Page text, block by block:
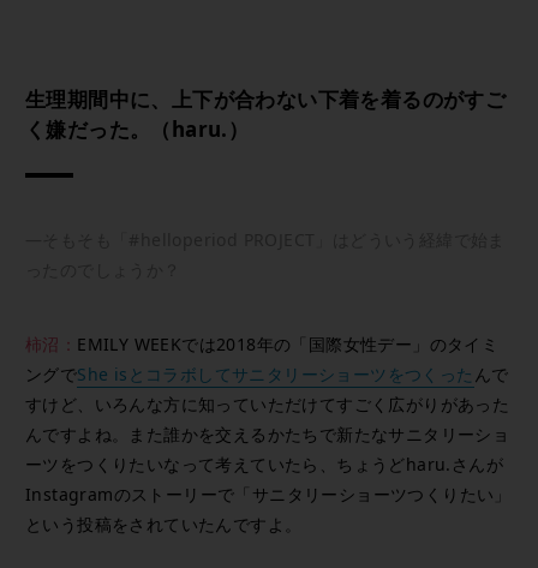
生理期間中に、上下が合わない下着を着るのがすご
く嫌だった。（haru.）
柿沼： EMILY WEEKでは2018年の「国際女性デー」のタイミ
ングでShe isとコラボしてサニタリーショーツをつくった んで
すけど、いろんな方に知っていただけてすごく広がりがあった
んですよね。また誰かを交えるかたちで新たなサニタリーショ
ーツをつくりたいなって考えていたら、ちょうどharu.さんが
Instagramのストーリーで「サニタリーショーツつくりたい」
という投稿をされていたんですよ。